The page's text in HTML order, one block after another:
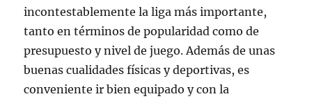
incontestablemente la liga más importante,
tanto en términos de popularidad como de
presupuesto y nivel de juego. Además de unas
buenas cualidades físicas y deportivas, es
conveniente ir bien equipado y con la